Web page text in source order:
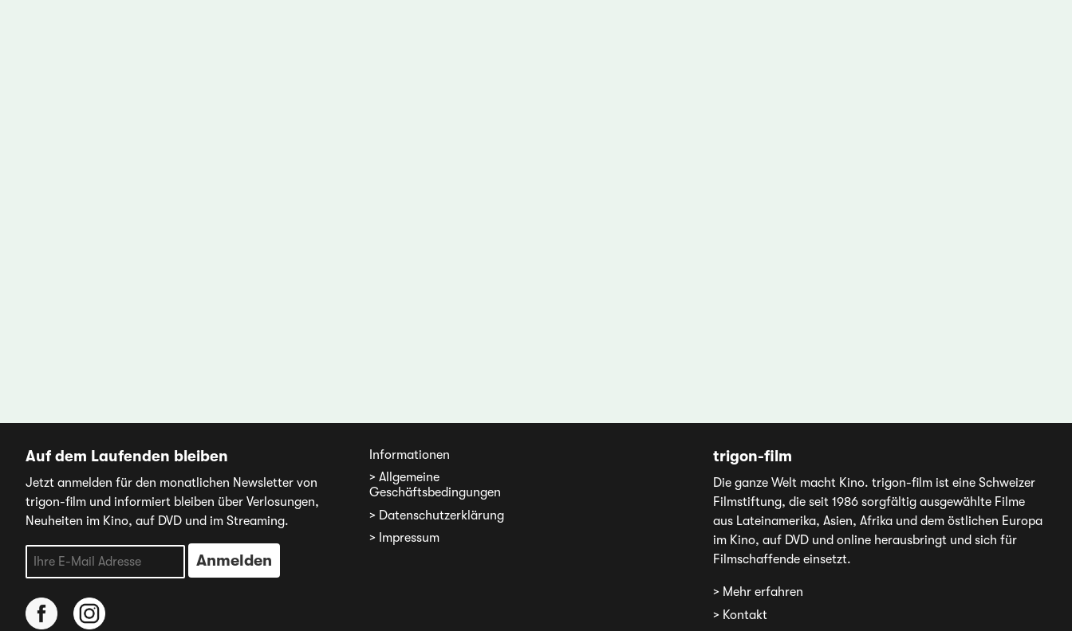
Auf dem Laufenden bleiben
Jetzt anmelden für den monatlichen Newsletter von
trigon-film und informiert bleiben über Verlosungen,
Neuheiten im Kino, auf DVD und im Streaming.
Informationen
> Allgemeine
Geschäftsbedingungen
> Datenschutzerklärung
> Impressum
trigon-film
Die ganze Welt macht Kino. trigon-film ist eine Schweizer
Filmstiftung, die seit 1986 sorgfältig ausgewählte Filme
aus Lateinamerika, Asien, Afrika und dem östlichen Europa
im Kino, auf DVD und online herausbringt und sich für
Filmschaffende einsetzt.
> Mehr erfahren
> Kontakt